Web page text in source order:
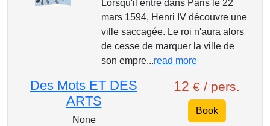
Lorsqu'il entre dans Paris le 22
mars 1594, Henri IV découvre une
ville saccagée. Le roi n'aura alors
de cesse de marquer la ville de
son empre...read more
Des Mots ET DES
ARTS
None
12 € / pers.
Book